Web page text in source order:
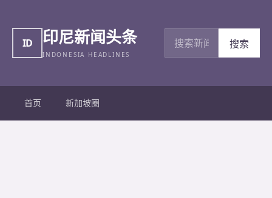
ID 印尼新闻头条
INDONESIA HEADLINES
搜索新闻
搜索
首页 新加坡圈